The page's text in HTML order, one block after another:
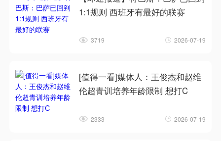
1:1规则 西班牙有最好的联赛
3719 2026-07-19
[值得一看]媒体人：王俊杰和赵维
伦超青训培养年龄限制 想打C
2333 2026-07-19